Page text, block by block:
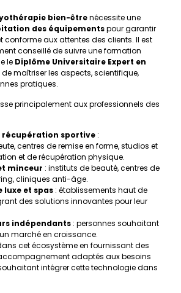
bien-êtrenécessite une
des équipementspour garantir
conforme aux attentes des clients. Il est
conseillé de suivre une formation
le Diplôme Universitaire Expert en
de maîtriser les aspects, scientifique,
pratiques.
principalement aux professionnels des
récupération sportive :
centres de remise en forme, studios et
et de récupération physique.
minceur : instituts de beauté, centres de
cliniques anti-âge.
luxe et spas : établissements haut de
des solutions innovantes pour leur
indépendants : personnes souhaitant
marché en croissance.
dans cet écosystème en fournissant des
adaptés aux besoins
intégrer cette technologie dans